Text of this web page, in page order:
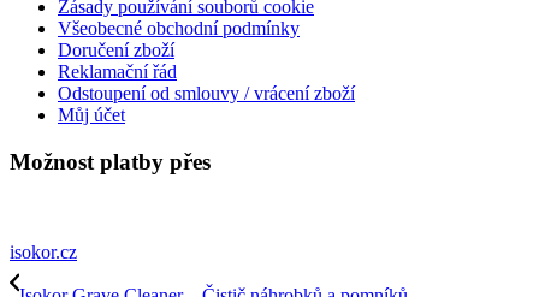
až
719,90 Kč
Zásady používání souborů cookie
Všeobecné obchodní podmínky
Doručení zboží
Reklamační řád
Odstoupení od smlouvy / vrácení zboží
Můj účet
Možnost platby přes
isokor.cz